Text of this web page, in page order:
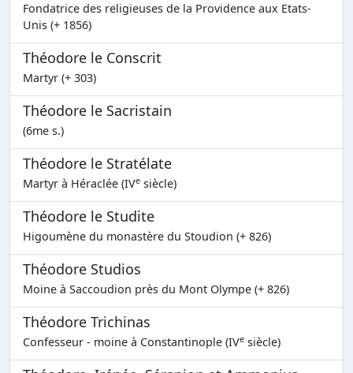
Fondatrice des religieuses de la Providence aux Etats-
Unis (+ 1856)
Théodore le Conscrit
Martyr (+ 303)
Théodore le Sacristain
(6me s.)
Théodore le Stratélate
Martyr à Héraclée (IVe siècle)
Théodore le Studite
Higoumène du monastère du Stoudion (+ 826)
Théodore Studios
Moine à Saccoudion près du Mont Olympe (+ 826)
Théodore Trichinas
Confesseur - moine à Constantinople (IVe siècle)